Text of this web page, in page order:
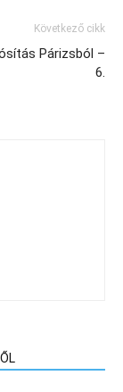
Következő cikk
Párizsból –
6.